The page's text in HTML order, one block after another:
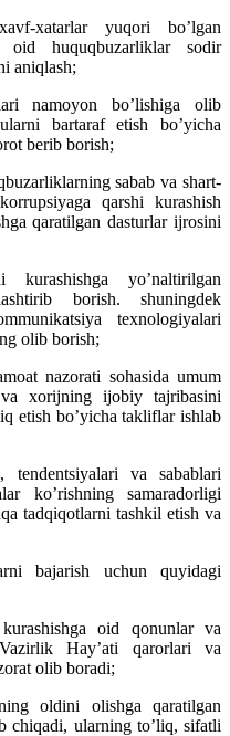
xatarlar yuqori boʼlgan
oid huquqbuzarliklar sodir
aniqlash;
namoyon boʼlishiga olib
bartaraf etish boʼyicha
berib borish;
sabab va shart-
qarshi kurashish
qaratilgan dasturlar ijrosini
kurashishga yoʼnaltirilgan
borish. shuningdek
texnologiyalari
olib borish;
nazorati sohasida umum
xorijning ijobiy tajribasini
etish boʼyicha takliflar ishlab
tendentsiyalari va sabablari
koʼrishning samaradorligi
tadqiqotlarni tashkil etish va
bajarish uchun quyidagi
oid qonunlar va
Hayʼati qarorlari va
olib boradi;
oldini olishga qaratilgan
chiqadi, ularning toʼliq, sifatli